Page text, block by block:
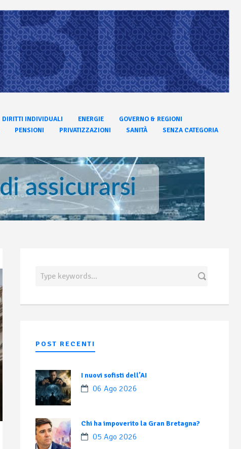
DIRITTI INDIVIDUALI ENERGIE
GOVERNO & REGIONI
PENSIONI PRIVATIZZAZIONI SANITÀ
SENZA CATEGORIA
POST RECENTI
I nuovi sofisti dell’AI
06 Ago 2026
Chi ha impoverito la Gran Bretagna?
05 Ago 2026